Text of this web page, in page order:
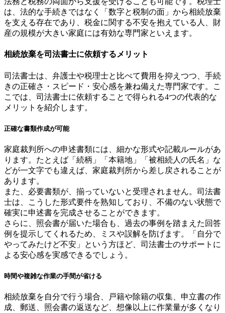
は、法的な手続きではなく「数字と税制の面」から相続放棄
を支える存在であり、税金に関する不安を抱えている人、財
産の規模が大きい家庭には有効な専門家といえます。
相続放棄を司法書士に依頼するメリット
司法書士は、弁護士や税理士と比べて費用を抑えつつ、手続
きの正確さ・スピード・安心感を兼ね備えた専門家です。こ
こでは、司法書士に依頼することで得られる4つの代表的な
メリットを紹介します。
正確な書類作成が可能
家庭裁判所への申述書類には、細かな形式や記載ルールがあ
ります。たとえば「続柄」「本籍地」「被相続人の氏名」な
どが一文字でも違えば、家庭裁判所から差し戻されることが
あります。
また、必要書類が、揃っていないと受理されません。司法書
士は、こうした形式要件を熟知しており、不備のない状態で
確実に申述書を完成させることができます。
さらに、照会書が届いた場合も、過去の事例を踏まえた回答
例を提示してくれるため、ミスや誤解を防げます。「自分で
やってみたけど不安」という方ほど、司法書士のサポートに
よる安心感を実感できるでしょう。
時間や複雑な作業の手間が省ける
相続放棄を自分で行う場合、戸籍や除籍の収集、申立書の作
成、郵送、照会書の返送など、想像以上に作業量が多くなり